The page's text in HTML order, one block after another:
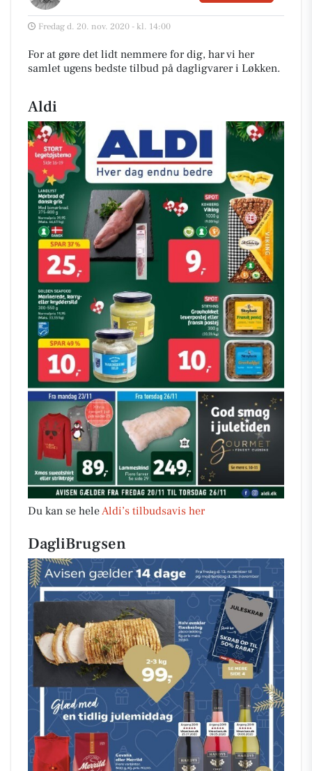
Fredag d. 20. nov. 2020 - kl. 14:00
For at gøre det lidt nemmere for dig, har vi her
samlet ugens bedste tilbud på dagligvarer i Løkken.
Aldi
Du kan se heleAldi’s tilbudsavis her
DagliBrugsen